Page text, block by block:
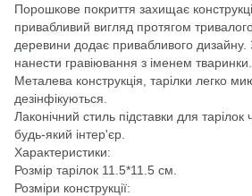
Порошкове покриття захищає
привабливий вигляд протягом
деревини додає привабливого
нанести гравіювання з іменем тваринки.
Металева конструкція, тарілки легко
дезінфікуються.
Лаконічний стиль підставки для
будь-який інтер'єр.
Характеристики:
​Розмір тарілок 11.5*11.5 см.
​Розміри конструкції: